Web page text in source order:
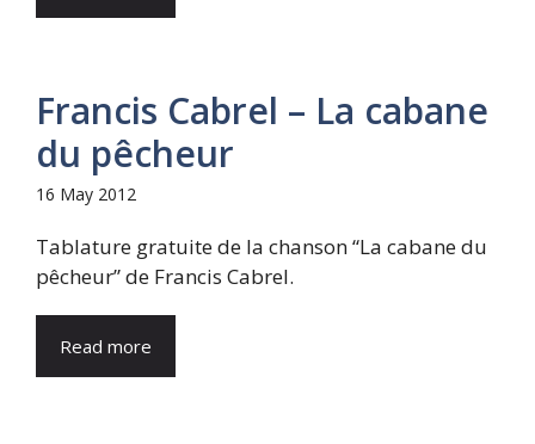
Francis Cabrel – La cabane
du pêcheur
16 May 2012
Tablature gratuite de la chanson “La cabane du
pêcheur” de Francis Cabrel.
Read more